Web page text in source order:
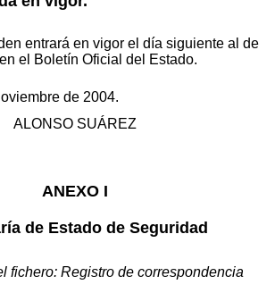
entrará en vigor el día siguiente al de
el Boletín Oficial del Estado.
de 2004.
ALONSO SUÁREZ
ANEXO I
de Estado de Seguridad
Registro de correspondencia